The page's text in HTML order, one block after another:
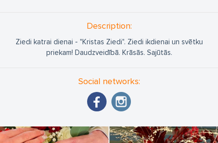
Description:
Ziedi katrai dienai - "Kristas Ziedi". Ziedi ikdienai un svētku
priekam! Daudzveidībā. Krāsās. Sajūtās.
Social networks: